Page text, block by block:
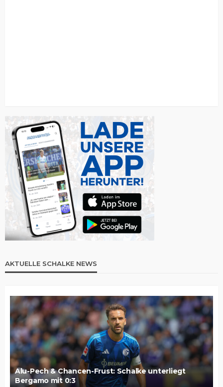
AKTUELLE SCHALKE NEWS
Alu-Pech & Chancen-Frust: Schalke unterliegt
Bergamo mit 0:3